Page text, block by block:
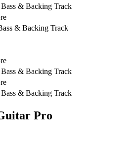
& Backing Track
& Backing Track
& Backing Track
& Backing Track
Pro